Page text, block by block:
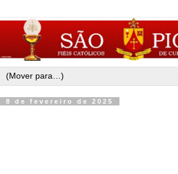
8 de fevereiro de 2025